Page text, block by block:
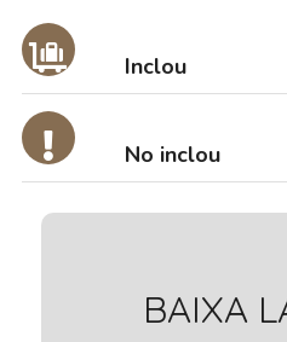
Inclou
No inclou
BAIXA